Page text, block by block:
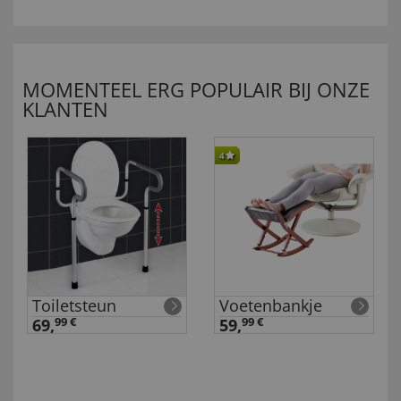
MOMENTEEL ERG POPULAIR BIJ ONZE
KLANTEN
Toiletsteun
69,99 €
4
Voetenbankje
59,99 €